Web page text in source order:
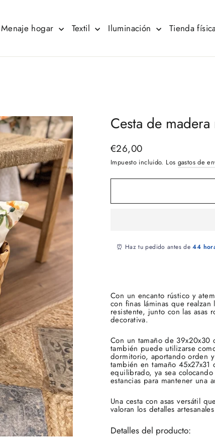
Menaje hogar Textil Iluminación Tienda
Cesta de
Precio
habitual
€26,00
Impuesto incluido. Los gastos de
⏰ Haz tu pedido antes de44
Con un encanto rústico y
con finas láminas que
resistente, junto con las asas
decorativa.
Con un tamaño de 39x20x30
también puede utilizarse
dormitorio, aportando orden
también en tamaño
equilibrado, ya sea
estancias para mantener una
Una cesta con asas versátil
valoran los detalles
Detalles del producto: